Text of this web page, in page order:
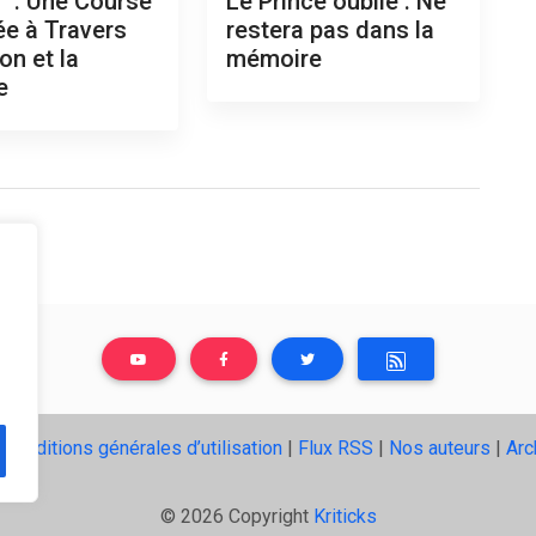
à Travers
et la
restera pas dans la
mémoire
Conditions générales d’utilisation| Flux RSS Nos auteurs
© 2026 Copyright Kriticks